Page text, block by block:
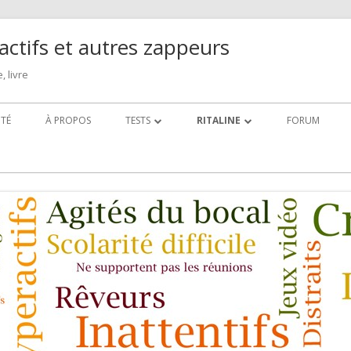
et autres zappeurs
livre
À PROPOS TESTS
MINIZAPTEST
ASPECTS TECHNIQUES DES TESTS
RITALINE
CHEZ L’ENFANT
FORUM